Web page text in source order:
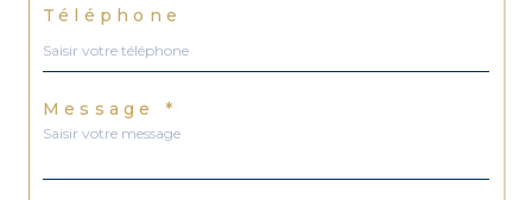
Téléphone
Message *